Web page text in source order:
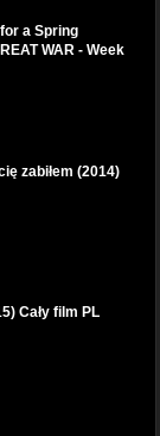
a Spring
WAR - Week
zabiłem (2014)
Cały film PL